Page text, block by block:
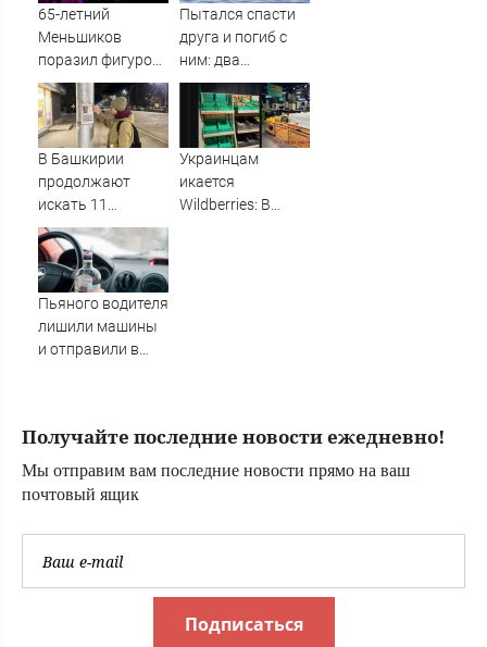
65-летний
Меньшиков
поразил фигурой
поклонников на
отдыхе в Греции
Пытался спасти
друга и погиб с
ним: два
подростка
утонули в реке
08/08/2026 –
Новости
В Башкирии
продолжают
искать 11
пропавших без
вести
Украинцам
икается
Wildberries: В
Пьяного водителя
лишили машины
и отправили в
Получайте последние новости ежедневно!
Мы отправим вам последние новости прямо на ваш
почтовый ящик
Подписаться